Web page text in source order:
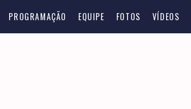
PROGRAMAÇÃO EQUIPE FOTOS VÍDEOS